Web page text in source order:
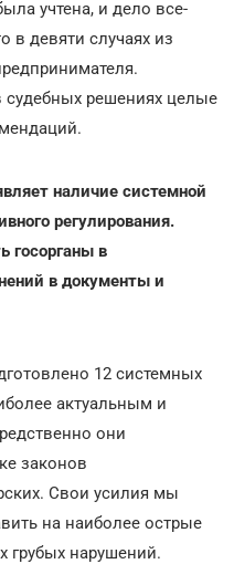
учтена, и дело все-
в девяти случаях из
судебных решениях целые
наличие системной
регулирования.
госорганы в
в документы и
12 системных
актуальным и
они
законов
Свои усилия мы
на наиболее острые
нарушений.